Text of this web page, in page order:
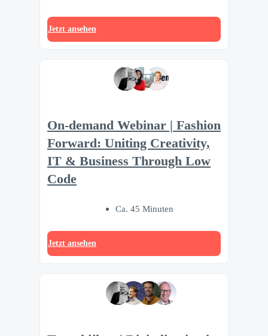
Jetzt ansehen
On-demand Webinar | Fashion
Forward: Uniting Creativity,
IT & Business Through Low
Code
Ca. 45 Minuten
Jetzt ansehen